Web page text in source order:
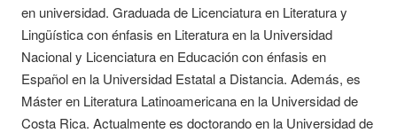
en universidad. Graduada de Licenciatura en Literatura y
Lingüística con énfasis en Literatura en la Universidad
Nacional y Licenciatura en Educación con énfasis en
Español en la Universidad Estatal a Distancia. Además, es
Máster en Literatura Latinoamericana en la Universidad de
Costa Rica. Actualmente es doctorando en la Universidad de